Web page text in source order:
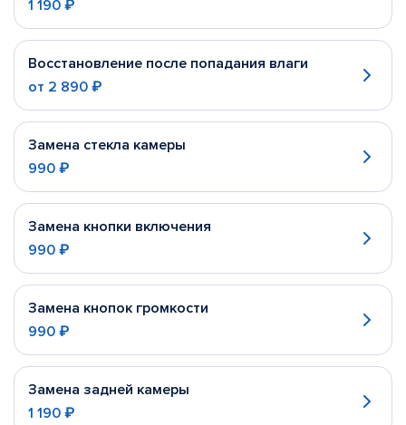
1 190 ₽
Восстановление после попадания влаги
от 2 890 ₽
Замена стекла камеры
990 ₽
Замена кнопки включения
990 ₽
Замена кнопок громкости
990 ₽
Замена задней камеры
1 190 ₽